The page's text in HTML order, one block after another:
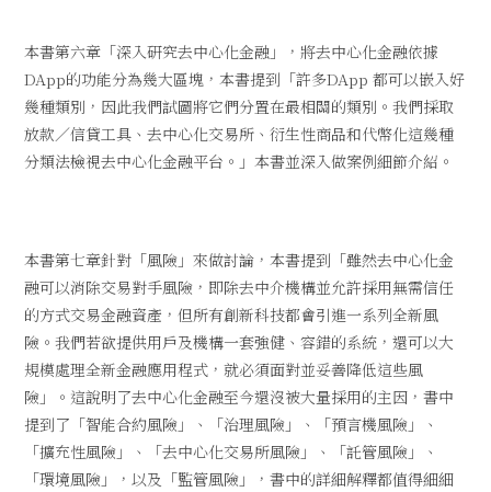
本書第六章「深入研究去中心化金融」，將去中心化金融依據
DApp的功能分為幾大區塊，本書提到「許多DApp 都可以嵌入好
幾種類別，因此我們試圖將它們分置在最相關的類別。我們採取
放款／信貸工具、去中心化交易所、衍生性商品和代幣化這幾種
分類法檢視去中心化金融平台。」本書並深入做案例細節介紹。
本書第七章針對「風險」來做討論，本書提到「雖然去中心化金
融可以消除交易對手風險，即除去中介機構並允許採用無需信任
的方式交易金融資產，但所有創新科技都會引進一系列全新風
險。我們若欲提供用戶及機構一套強健、容錯的系統，還可以大
規模處理全新金融應用程式，就必須面對並妥善降低這些風
險」。這說明了去中心化金融至今還沒被大量採用的主因，書中
提到了「智能合約風險」、「治理風險」、「預言機風險」、
「擴充性風險」、「去中心化交易所風險」、「託管風險」、
「環境風險」，以及「監管風險」，書中的詳細解釋都值得細細